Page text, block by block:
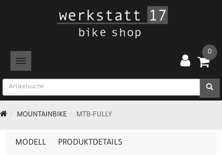
TOGGLE NAVIGATION
0
MOUNTAINBIKE MTB-FULLY
MODELL PRODUKTDETAILS